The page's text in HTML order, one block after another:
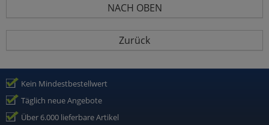
NACH OBEN
Zurück
Kein Mindestbestellwert
Täglich neue Angebote
Über 6.000 lieferbare Artikel